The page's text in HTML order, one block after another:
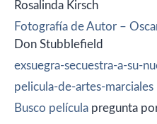
Rosalinda Kirsch
Fotografía de Autor –
Don Stubblefield
exsuegra-secuestra-a-su-
pelicula-de-artes-marciales
Busco película pregunta